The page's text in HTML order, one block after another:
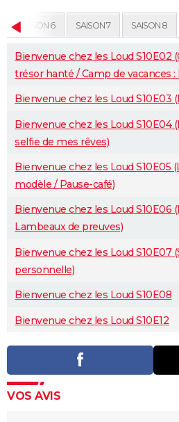
SAISON 6 SAISON 7 SAISON 8
Bienvenue chez les Loud S10E02
trésor hanté / Camp de vacances
Bienvenue chez les Loud S10E03
Bienvenue chez les Loud S10E04
selfie de mes rêves)
Bienvenue chez les Loud S10E05
modèle / Pause-café)
Bienvenue chez les Loud S10E06
Lambeaux de preuves)
Bienvenue chez les Loud S10E07
personnelle)
Bienvenue chez les Loud S10E08
Bienvenue chez les Loud S10E12
VOS AVIS